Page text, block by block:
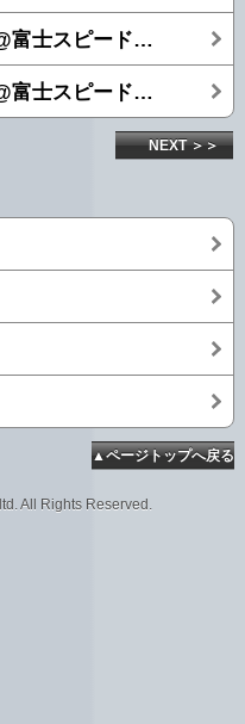
スーパーママチャリGP 2018@富士スピードウェイ！！！
スーパーママチャリGP 2017@富士スピードウェイ！！！
NEXT ＞＞
▲ページトップへ戻る
All Rights Reserved.